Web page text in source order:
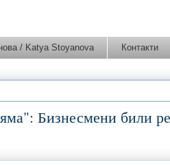
/ Katya Stoyanova Контакти
Бизнесмени били